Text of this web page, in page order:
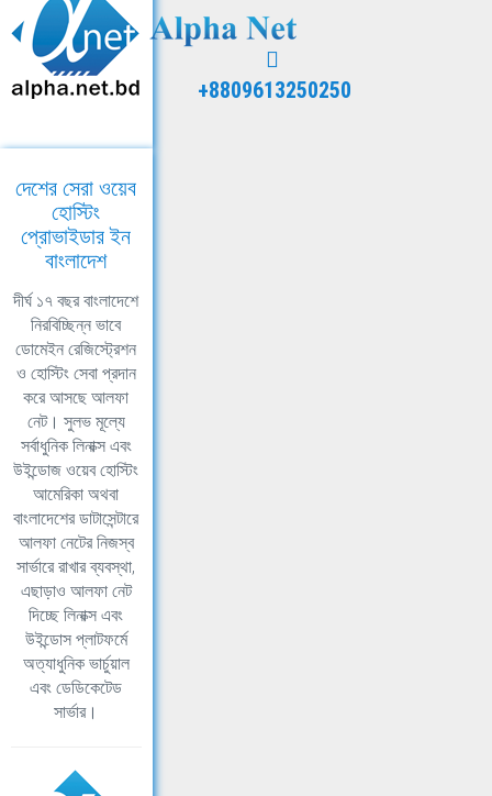
+8809613250250
দেশের সেরা ওয়েব
হোস্টিং
প্রোভাইডার ইন
বাংলাদেশ
দীর্ঘ ১৭ বছর বাংলাদেশে
নিরবিচ্ছিন্ন ভাবে
ডোমেইন রেজিস্ট্রেশন
ও হোস্টিং সেবা প্রদান
করে আসছে আলফা
নেট। সুলভ মূল্যে
সর্বাধুনিক লিনাক্স এবং
উইন্ডোজ ওয়েব হোস্টিং
আমেরিকা অথবা
বাংলাদেশের ডাটাসেন্টারে
আলফা নেটের নিজস্ব
সার্ভারে রাখার ব্যবস্থা,
এছাড়াও আলফা নেট
দিচ্ছে লিনাক্স এবং
উইন্ডোস প্লাটফর্মে
অত্যাধুনিক ভার্চুয়াল
এবং ডেডিকেটেড
সার্ভার।